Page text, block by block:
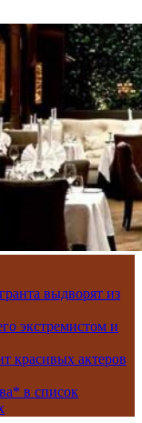
выдворят из
экстремистом и
красивых актеров
в список